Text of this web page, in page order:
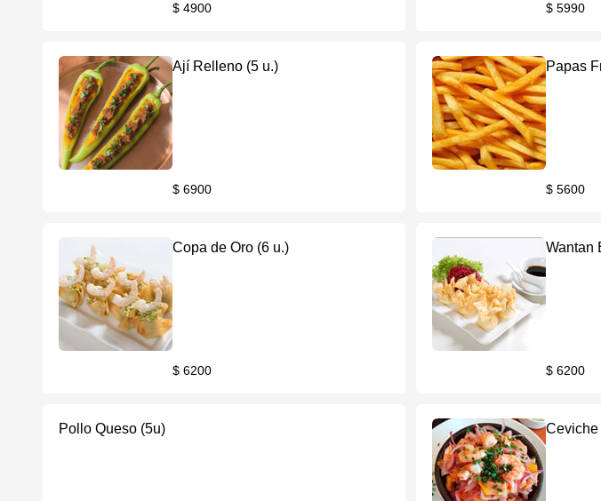
$ 4900 $ 5990
Ají Relleno (5 u.)
$ 6900
Papas
$ 5600
Copa de Oro (6 u.)
$ 6200
Wantan
$ 6200
Pollo Queso (5u) Ceviche